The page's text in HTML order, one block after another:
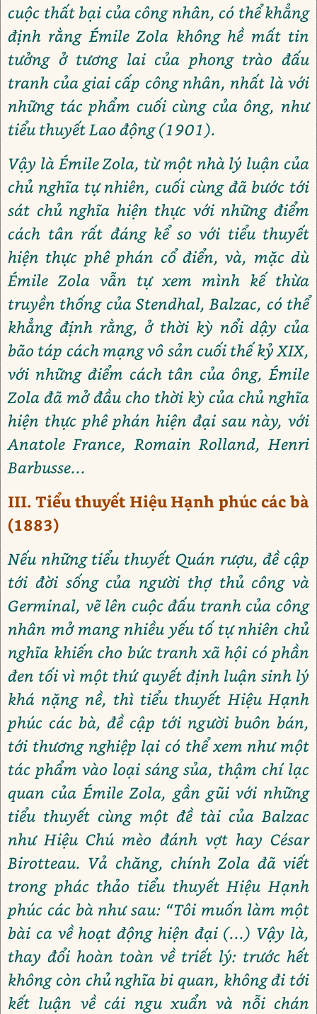
cuộc thất bại của công nhân, có thể khẳng
định rằng Émile Zola không hề mất tin
tưởng ở tương lai của phong trào đấu
tranh của giai cấp công nhân, nhất là với
những tác phẩm cuối cùng của ông, như
tiểu thuyết Lao động (1901).
Vậy là Émile Zola, từ một nhà lý luận của
chủ nghĩa tự nhiên, cuối cùng đã bước tới
sát chủ nghĩa hiện thực với những điểm
cách tân rất đáng kể so với tiểu thuyết
hiện thực phê phán cổ điển, và, mặc dù
Émile Zola vẫn tự xem mình kế thừa
truyền thống của Stendhal, Balzac, có thể
khẳng định rằng, ở thời kỳ nổi dậy của
bão táp cách mạng vô sản cuối thế kỷ XIX,
với những điểm cách tân của ông, Émile
Zola đã mở đầu cho thời kỳ của chủ nghĩa
hiện thực phê phán hiện đại sau này, với
Anatole France, Romain Rolland, Henri
Barbusse...
III. Tiểu thuyết Hiệu Hạnh phúc các bà
(1883)
Nếu những tiểu thuyết Quán rượu, đề cập
tới đời sống của người thợ thủ công và
Germinal, vẽ lên cuộc đấu tranh của công
nhân mở mang nhiều yếu tố tự nhiên chủ
nghĩa khiến cho bức tranh xã hội có phần
đen tối vì một thứ quyết định luận sinh lý
khá nặng nề, thì tiểu thuyết Hiệu Hạnh
phúc các bà, đề cập tới người buôn bán,
tới thương nghiệp lại có thể xem như một
tác phẩm vào loại sáng sủa, thậm chí lạc
quan của Émile Zola, gần gũi với những
tiểu thuyết cùng một đề tài của Balzac
như Hiệu Chú mèo đánh vợt hay César
Birotteau. Vả chăng, chính Zola đã viết
trong phác thảo tiểu thuyết Hiệu Hạnh
phúc các bà như sau: “Tôi muốn làm một
bài ca về hoạt động hiện đại (...) Vậy là,
thay đổi hoàn toàn về triết lý: trước hết
không còn chủ nghĩa bi quan, không đi tới
kết luận về cái ngu xuẩn và nỗi chán